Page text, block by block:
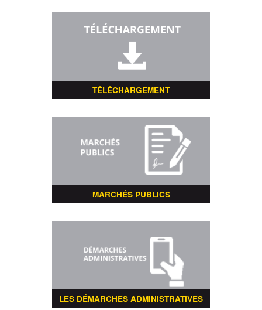
TÉLÉCHARGEMENT
MARCHÉS PUBLICS
LES DÉMARCHES ADMINISTRATIVES